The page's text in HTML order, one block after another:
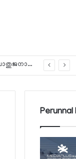
യാത്രക്കാര്‍ക്ക് ഖത്തറിലേക്ക് കൊണ്ടുവരാവുന്ന 140 നിയന്ത്രിത മരുന്നുകളുടെ പട്ടിക പ്രസിദ്ധീകരിച്ച് പൊതുജനാരോഗ്യ മന്ത്രാലയം
Perunnal